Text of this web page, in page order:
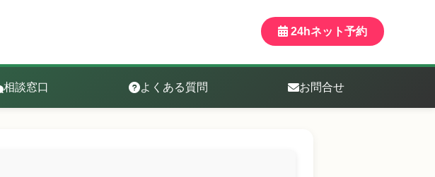
24hネット予約
相談窓口 よくある質問 お問合せ